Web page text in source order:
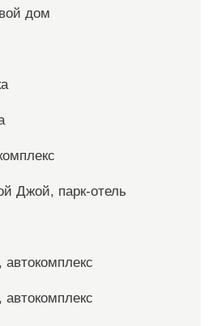
дом
Джой, парк-отель